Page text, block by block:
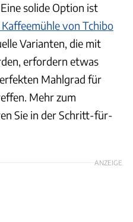
solide Option ist
von Tchibo
Varianten, die mit
erfordern etwas
Mahlgrad für
Mehr zum
Sie in der Schritt-für-
ANZEIGE